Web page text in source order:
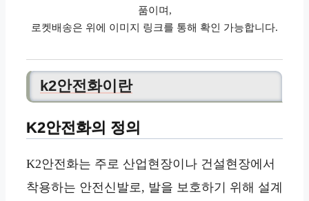
품이며,
로켓배송은 위에 이미지 링크를 통해 확인 가능합니다.
k2안전화이란
K2안전화의 정의
K2안전화는 주로 산업현장이나 건설현장에서
착용하는 안전신발로, 발을 보호하기 위해 설계